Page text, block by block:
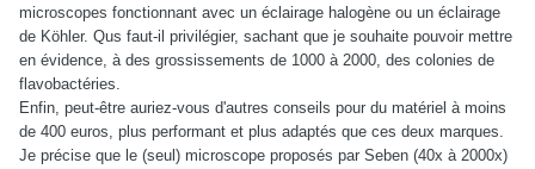
microscopes fonctionnant avec un éclairage halogène ou un éclairage
de Köhler. Qus faut-il privilégier, sachant que je souhaite pouvoir mettre
en évidence, à des grossissements de 1000 à 2000, des colonies de
flavobactéries.
Enfin, peut-être auriez-vous d'autres conseils pour du matériel à moins
de 400 euros, plus performant et plus adaptés que ces deux marques.
Je précise que le (seul) microscope proposés par Seben (40x à 2000x)